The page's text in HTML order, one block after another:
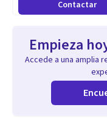
Lo que dicen mis
explicando y
en el que se está y
pasando respetando
Contactar
Empieza
Accede a una amplia